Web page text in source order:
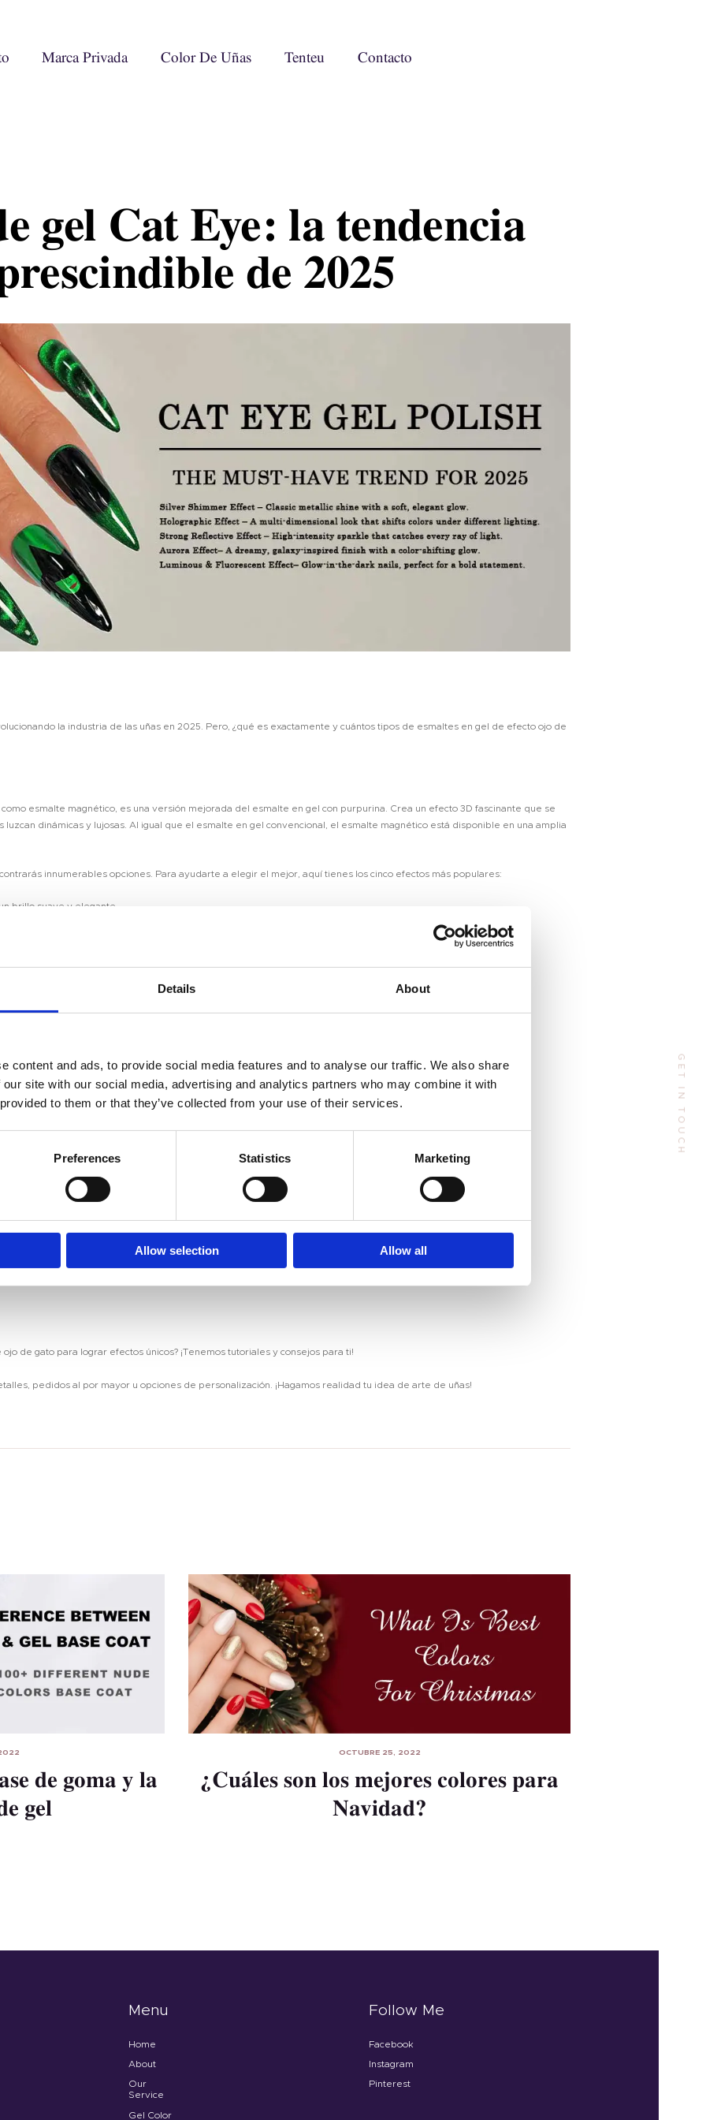
Details About
content and ads, to provide social media features and to analyse our traffic. We also share
site with our social media, advertising and analytics partners who may combine it with
to them or that they’ve collected from your use of their services.
Preferences Statistics Marketing
Allow selection Allow all
Marca Privada Color De Uñas Tenteu Contacto
gel Cat Eye: la tendencia
de 2025
Address
Phone:
+86 185-6547-4773
Email:
Follow Me
la industria de las uñas en 2025. Pero, ¿qué es exactamente y cuántos tipos de esmaltes en gel de efecto ojo de
esmalte magnético, es una versión mejorada del esmalte en gel con purpurina. Crea un efecto 3D fascinante que se
luzcan dinámicas y lujosas. Al igual que el esmalte en gel convencional, el esmalte magnético está disponible en una amplia
innumerables opciones. Para ayudarte a elegir el mejor, aquí tienes los cinco efectos más populares:
brillo suave y elegante.
cambia de color con diferentes luces.
que capta cada rayo de luz.
la galaxia con un brillo que cambia de color.
en la oscuridad, perfectas para un look impactante.
¡Contáctanos hoy mismo para pedir una muestra!**
de lo que crees! Así funciona:
cerca de la superficie antes de secar.
formando patrones espectaculares.
duraderos.
puedes experimentar con infinitos diseños y efectos!
de gato para lograr efectos únicos? ¡Tenemos tutoriales y consejos para ti!
pedidos al por mayor u opciones de personalización. ¡Hagamos realidad tu idea de arte de uñas!
de goma y la
gel
OCTUBRE 25, 2022
¿Cuáles son los mejores colores para
Navidad?
Menu
Home
About
Our
Service
Gel Color
Follow Me
Facebook
Instagram
Pinterest
GET IN TOUCH